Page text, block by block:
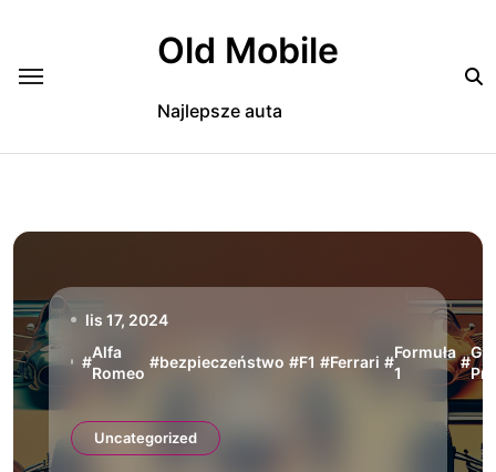
Old Mobile
Najlepsze auta
lis 17, 2024
#
Alfa
Romeo
#bezpieczeństwo #F1 #Ferrari #
Formuła
1
#
Uncategorized